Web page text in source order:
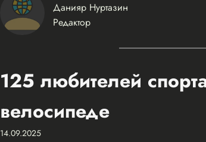
Данияр Нуртазин
Редактор
125 любителей
велосипеде
14.09.2025